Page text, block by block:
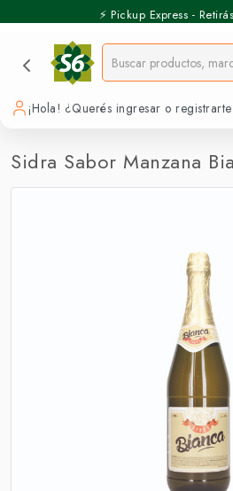
⚡️ Pickup Express -
¡Hola! ¿Querés ingresar o
Sidra Sabor Manzana